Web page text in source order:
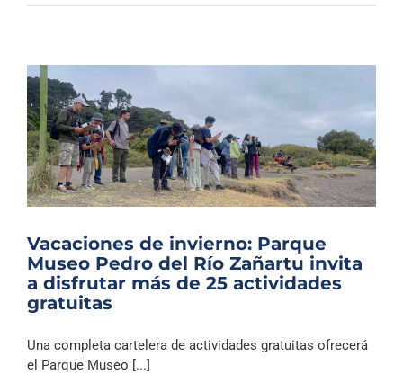
Vacaciones de invierno: Parque
Museo Pedro del Río Zañartu invita
a disfrutar más de 25 actividades
gratuitas
Una completa cartelera de actividades gratuitas ofrecerá
el Parque Museo [...]